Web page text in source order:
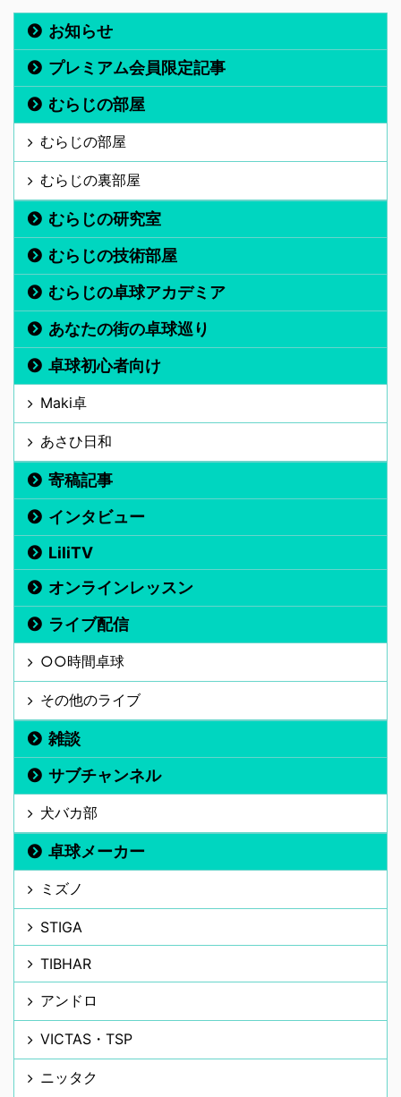
お知らせ
プレミアム会員限定記事
むらじの部屋
むらじの部屋
むらじの裏部屋
むらじの研究室
むらじの技術部屋
むらじの卓球アカデミア
あなたの街の卓球巡り
卓球初心者向け
Maki卓
あさひ日和
寄稿記事
インタビュー
LiliTV
オンラインレッスン
ライブ配信
○○時間卓球
その他のライブ
雑談
サブチャンネル
犬バカ部
卓球メーカー
ミズノ
STIGA
TIBHAR
アンドロ
VICTAS・TSP
ニッタク